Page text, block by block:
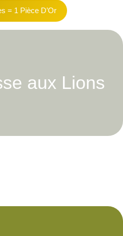
= 1 Pièce D’Or
aux Lions